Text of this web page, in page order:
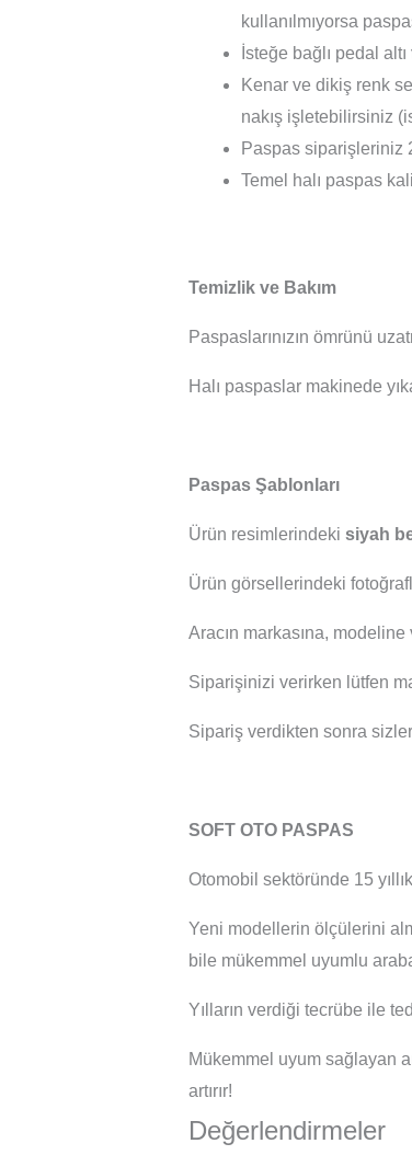
kullanılmıyorsa
İsteğe bağlı pedal altı
Kenar ve dikiş renk
nakış işletebilirsiniz
Paspas siparişleriniz
Temel halı paspas
Temizlik ve Bakım
Paspaslarınızın ömrünü
Halı paspaslar makinede
Paspas Şablonları
Ürün resimlerindeki siyah
Ürün görsellerindeki
Aracın markasına,
Siparişinizi verirken lütfen
Sipariş verdikten sonra
SOFT OTO PASPAS
Otomobil sektöründe 15
Yeni modellerin ölçülerini
bile mükemmel uyumlu
Yılların verdiği tecrübe ile
Mükemmel uyum sağlayan
artırır!
Değerlendirmeler